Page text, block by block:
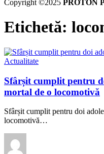
Copyright ©2025 PROTON
Etichetă:
Actualitate
Sfârșit cumplit pentru
mortal de o locomotivă
Sfârșit cumplit pentru doi
locomotivă…